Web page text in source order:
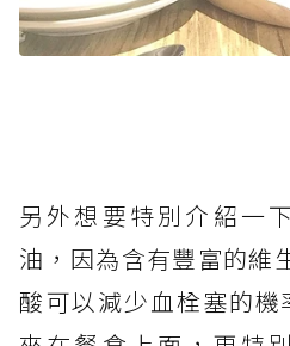
另外想要特別介紹一
油，因為含有豐富的維
酸可以減少血栓塞的